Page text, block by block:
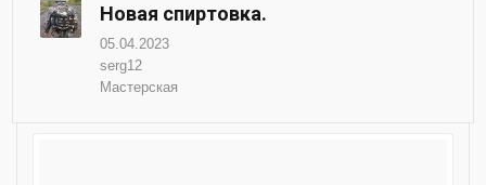
Новая спиртовка.
05.04.2023
serg12
Мастерская